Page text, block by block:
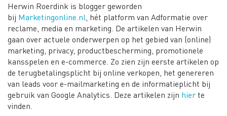
Herwin Roerdink is blogger geworden
bij Marketingonline.nl , hét platform van Adformatie over
reclame, media en marketing. De artikelen van Herwin
gaan over actuele onderwerpen op het gebied van (online)
marketing, privacy, productbescherming, promotionele
kansspelen en e-commerce. Zo zien zijn eerste artikelen op
de terugbetalingsplicht bij online verkopen, het genereren
van leads voor e-mailmarketing en de informatieplicht bij
gebruik van Google Analytics. Deze artikelen zijn hierte
vinden.